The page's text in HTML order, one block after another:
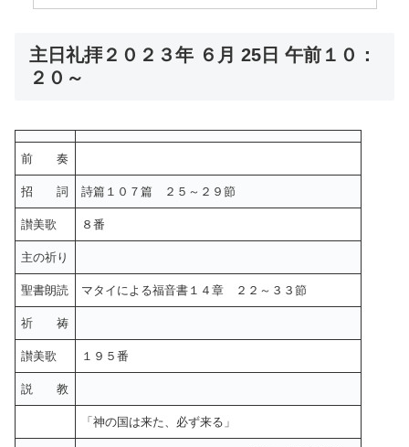
主日礼拝２０２３年 ６月 25日 午前１０：
２０～
前 奏
招 詞 詩篇１０７篇 ２５～２９節
讃美歌 ８番
主の祈り
聖書朗読 マタイによる福音書１４章 ２２～３３節
祈 祷
讃美歌 １９５番
説 教
「神の国は来た、必ず来る」